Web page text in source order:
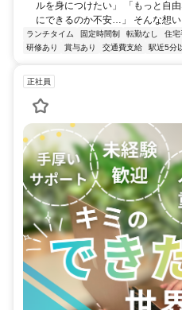
ルを身につけたい」 「もっと自
にできるのか不安…」 そんな想
ランチタイム 固定時間制 転勤なし 住宅
研修あり
賞与あり 交通費支給 駅近5分
正社員